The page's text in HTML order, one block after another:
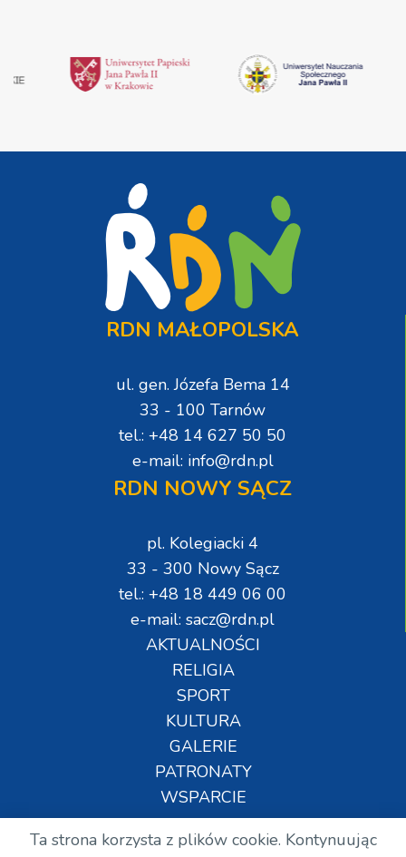
RDN MAŁOPOLSKA
ul. gen. Józefa Bema 14
33 - 100 Tarnów
tel.: +48 14 627 50 50
e-mail: info@rdn.pl
RDN NOWY SĄCZ
pl. Kolegiacki 4
33 - 300 Nowy Sącz
tel.: +48 18 449 06 00
e-mail: sacz@rdn.pl
AKTUALNOŚCI
RELIGIA
SPORT
KULTURA
GALERIE
PATRONATY
WSPARCIE
Ta strona korzysta z plików cookie. Kontynuując